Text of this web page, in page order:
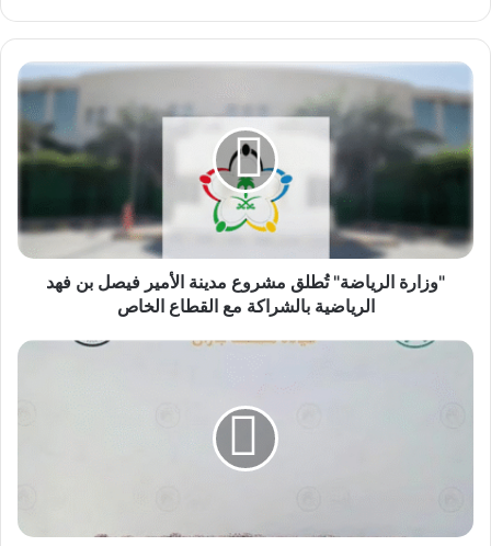
"وزارة
الرياضة"
مشروع
مدينة
بن
فهد
الرياضية
القطاع
"وزارة الرياضة" تُطلق مشروع مدينة الأمير فيصل بن فهد
الرياضية بالشراكة مع القطاع الخاص
جازان..
لتنظيم